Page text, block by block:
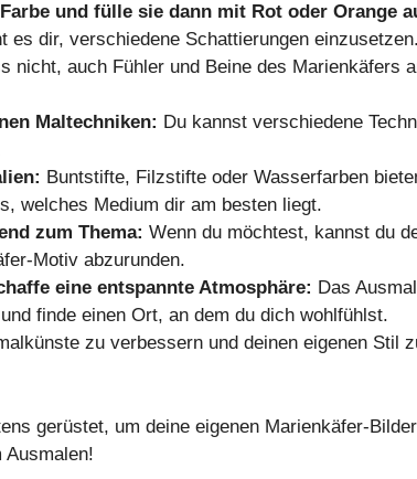
und fülle sie dann mit Rot oder Orange
es dir, verschiedene Schattierungen einzusetzen.
nicht, auch Fühler und Beine des Marienkäfers
Maltechniken: Du kannst verschiedene
Buntstifte, Filzstifte oder Wasserfarben
welches Medium dir am besten liegt.
zum Thema: Wenn du möchtest, kannst du
Motiv abzurunden.
eine entspannte Atmosphäre: Das
finde einen Ort, an dem du dich wohlfühlst.
zu verbessern und deinen eigenen
gerüstet, um deine eigenen Marienkäfer-
Ausmalen!